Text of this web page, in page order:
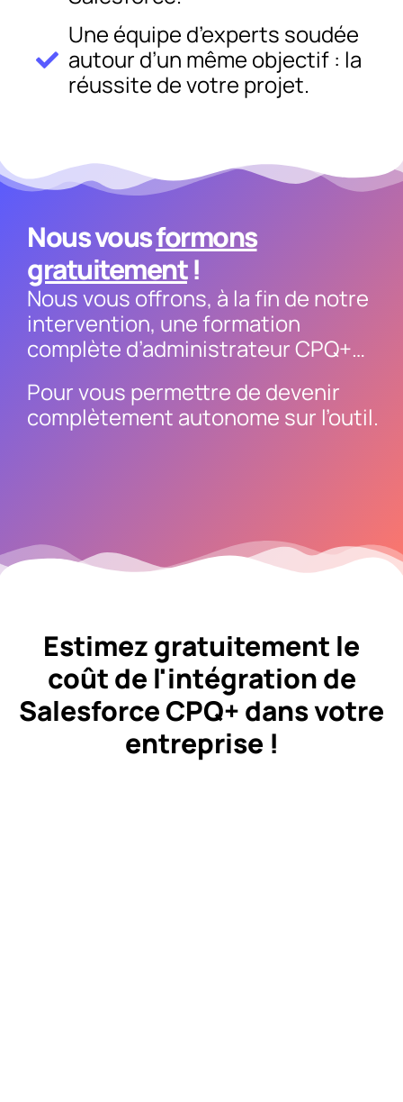
Une équipe d’experts soudée
autour d’un même objectif : la
réussite de votre projet.
Nous vousformons
gratuitement!
Nous vous offrons, à la fin de notre
intervention, une formation
complète d’administrateur CPQ+…
Pour vous permettre de devenir
complètement autonome sur l’outil.
Estimezgratuitement le
coût de l'intégration de
Salesforce CPQ+ dans votre
entreprise !